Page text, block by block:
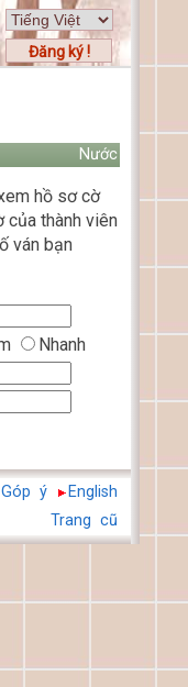
Đăng ký !
Nước
hồ sơ cờ
của thành viên
ván bạn
Nhanh
English
Góp ý
Trang cũ